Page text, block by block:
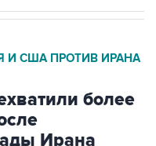
более
Ирана